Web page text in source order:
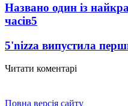
Названо один із
часів5
5'nizza випустила
Читати коментарі
Повна версія сайту